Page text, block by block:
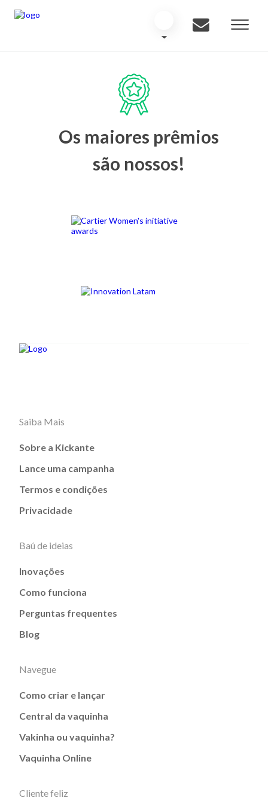
Os maiores prêmios
são nossos!
Saiba Mais
Sobre a Kickante
Lance uma campanha
Termos e condições
Privacidade
Baú de ideias
Inovações
Como funciona
Perguntas frequentes
Blog
Navegue
Como criar e lançar
Central da vaquinha
Vakinha ou vaquinha?
Vaquinha Online
Cliente feliz